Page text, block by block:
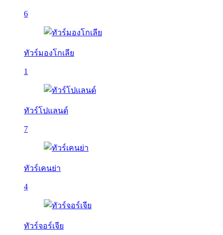
6
ทัวร์มองโกเลีย
1
ทัวร์โปแลนด์
7
ทัวร์เคนย่า
4
ทัวร์จอร์เจีย